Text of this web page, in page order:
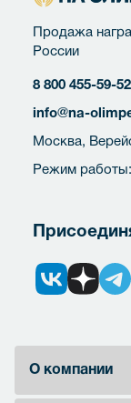
Продажа
России
8 800 455-59-52
info@na-
Москва,
Режим работы:
О компании